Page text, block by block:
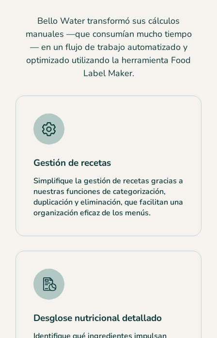
Bello Water transformó sus cálculos
manuales —que consumían mucho tiempo
— en un flujo de trabajo automatizado y
optimizado utilizando la herramienta Food
Label Maker.
Gestión de recetas
Simplifique la gestión de recetas gracias a
nuestras funciones de categorización,
duplicación y eliminación, que facilitan una
organización eficaz de los menús.
Desglose nutricional detallado